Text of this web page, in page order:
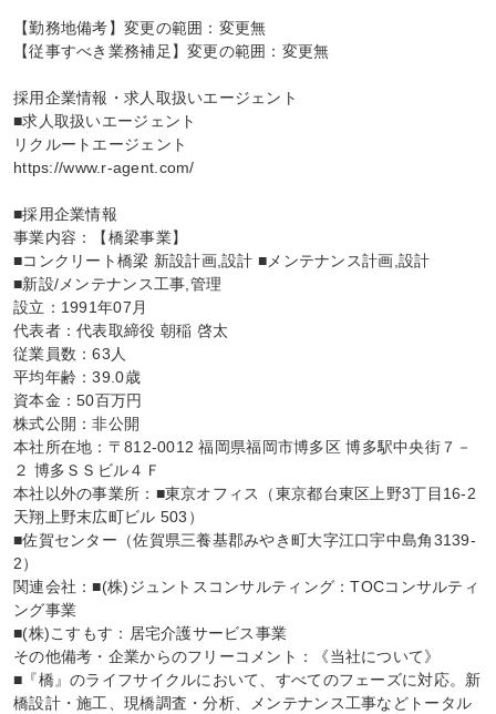
【勤務地備考】変更の範囲：変更無
【従事すべき業務補足】変更の範囲：変更無
採用企業情報・求人取扱いエージェント
■求人取扱いエージェント
リクルートエージェント
https://www.r-agent.com/
■採用企業情報
事業内容：【橋梁事業】
■コンクリート橋梁 新設計画,設計 ■メンテナンス計画,設計
■新設/メンテナンス工事,管理
設立：1991年07月
代表者：代表取締役 朝稲 啓太
従業員数：63人
平均年齢：39.0歳
資本金：50百万円
株式公開：非公開
本社所在地：〒812-0012 福岡県福岡市博多区 博多駅中央街７－
２ 博多ＳＳビル４Ｆ
本社以外の事業所：■東京オフィス（東京都台東区上野3丁目16-2
天翔上野末広町ビル 503）
■佐賀センター（佐賀県三養基郡みやき町大字江口宇中島角3139-
2）
関連会社：■(株)ジュントスコンサルティング：TOCコンサルティ
ング事業
■(株)こすもす：居宅介護サービス事業
その他備考・企業からのフリーコメント：《当社について》
■『橋』のライフサイクルにおいて、すべてのフェーズに対応。新
橋設計・施工、現橋調査・分析、メンテナンス工事などトータル